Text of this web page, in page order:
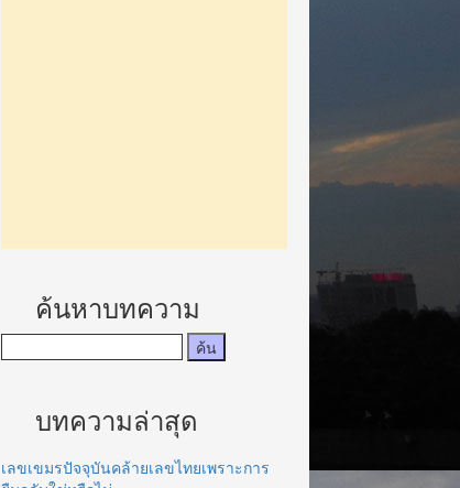
ค้นหาบทความ
บทความล่าสุด
เลขเขมรปัจจุบันคล้ายเลขไทยเพราะการ